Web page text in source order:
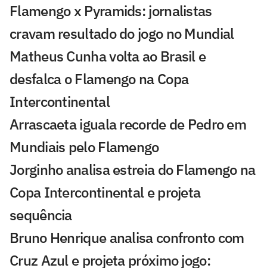
Flamengo x Pyramids: jornalistas
cravam resultado do jogo no Mundial
Matheus Cunha volta ao Brasil e
desfalca o Flamengo na Copa
Intercontinental
Arrascaeta iguala recorde de Pedro em
Mundiais pelo Flamengo
Jorginho analisa estreia do Flamengo na
Copa Intercontinental e projeta
sequência
Bruno Henrique analisa confronto com
Cruz Azul e projeta próximo jogo: